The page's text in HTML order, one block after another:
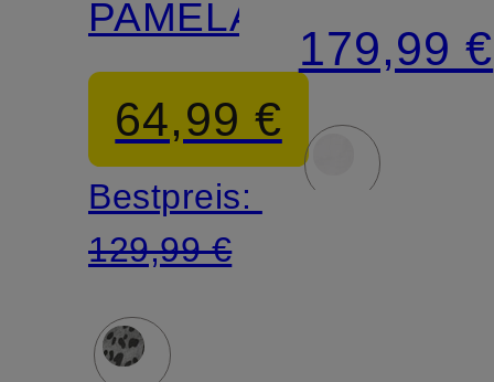
PAMELA
64,99 €
Bestpreis:
129,99 €
im
Jogging-
Stil
179,99 €